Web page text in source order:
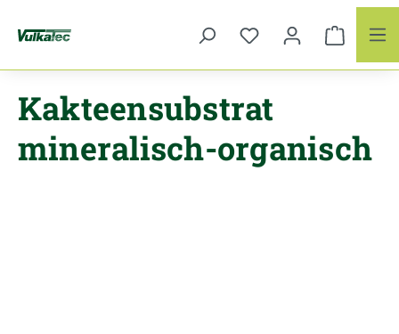
Kakteensubstrat
mineralisch-organisch